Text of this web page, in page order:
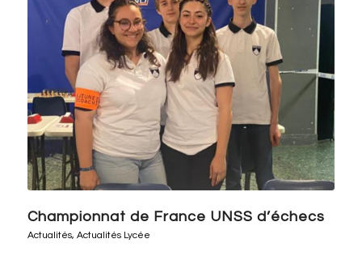
Championnat de France UNSS d’échecs
Actualités, Actualités Lycée